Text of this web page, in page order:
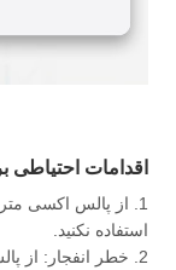
اقدامات احتیاطی
استفاده نکنید.
2. خطر انفجار: از